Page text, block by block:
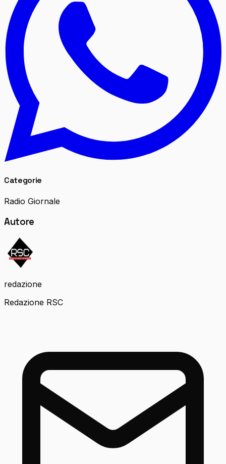
Categorie
Radio Giornale
Autore
redazione
Redazione RSC